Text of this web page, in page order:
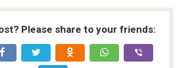
Please share to your friends: